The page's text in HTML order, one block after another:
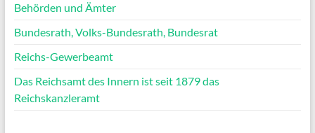
Behörden und Ämter
Bundesrath, Volks-Bundesrath, Bundesrat
Reichs-Gewerbeamt
Das Reichsamt des Innern ist seit 1879 das
Reichskanzleramt